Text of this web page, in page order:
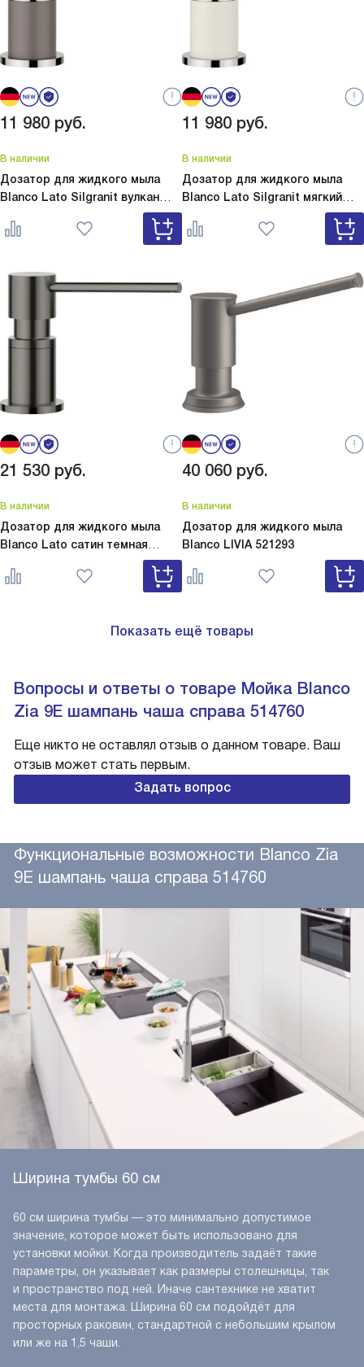
11 980 руб.
В наличии
Дозатор для жидкого мыла
Blanco Lato Silgranit вулкан
Lato Silgranit вулкан
серый 526954
11 980 руб.
В наличии
Дозатор для жидкого мыла
Blanco Lato Silgranit мягкий
Lato Silgranit мягкий
белый 526955
21 530 руб.
В наличии
Дозатор для жидкого мыла
Blanco Lato сатин темная
Lato сатин темная сталь
527743
40 060 руб.
В наличии
Дозатор для жидкого мыла
Blanco LIVIA 521293
Показать ещё товары
Вопросы и ответы о товаре Мойка Blanco
Zia 9E шампань чаша справа 514760
Еще никто не оставлял отзыв о данном товаре. Ваш
отзыв может стать первым.
Задать вопрос
Функциональные возможности Blanco Zia
9E шампань чаша справа 514760
Ширина тумбы 60 см
60 см ширина тумбы — это минимально допустимое
значение, которое может быть использовано для
установки мойки. Когда производитель задаёт такие
параметры, он указывает как размеры столешницы, так
и пространство под ней. Иначе сантехнике не хватит
места для монтажа. Ширина 60 см подойдёт для
просторных раковин, стандартной с небольшим крылом
или же на 1,5 чаши.